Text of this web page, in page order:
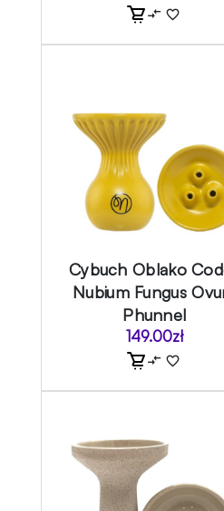
Cybuch Oblako
Nubium Fungus
Phunnel
149.00zł